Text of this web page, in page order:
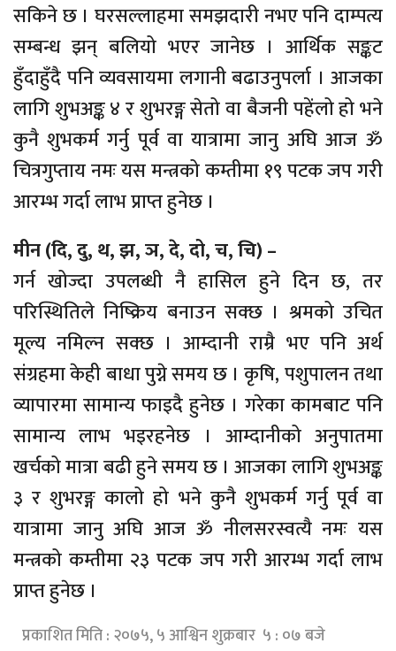
सकिने छ । घरसल्लाहमा समझदारी नभए पनि दाम्पत्य
सम्बन्ध झन् बलियो भएर जानेछ । आर्थिक सङ्कट
हुँदाहुँदै पनि व्यवसायमा लगानी बढाउनुपर्ला । आजका
लागि शुभअङ्क ४ र शुभरङ्ग सेतो वा बैजनी पहेंलो हो भने
कुनै शुभकर्म गर्नु पूर्व वा यात्रामा जानु अघि आज ॐ
चित्रगुप्ताय नमः यस मन्त्रको कम्तीमा १९ पटक जप गरी
आरम्भ गर्दा लाभ प्राप्त हुनेछ ।
मीन (दि, दु, थ, झ, ञ, दे, दो, च, चि) –
गर्न खोज्दा उपलब्धी नै हासिल हुने दिन छ, तर
परिस्थितिले निष्क्रिय बनाउन सक्छ । श्रमको उचित
मूल्य नमिल्न सक्छ । आम्दानी राम्रै भए पनि अर्थ
संग्रहमा केही बाधा पुग्ने समय छ । कृषि, पशुपालन तथा
व्यापारमा सामान्य फाइदै हुनेछ । गरेका कामबाट पनि
सामान्य लाभ भइरहनेछ । आम्दानीको अनुपातमा
खर्चको मात्रा बढी हुने समय छ । आजका लागि शुभअङ्क
३ र शुभरङ्ग कालो हो भने कुनै शुभकर्म गर्नु पूर्व वा
यात्रामा जानु अघि आज ॐ नीलसरस्वत्यै नमः यस
मन्त्रको कम्तीमा २३ पटक जप गरी आरम्भ गर्दा लाभ
प्राप्त हुनेछ ।
प्रकाशित मिति : २०७५, ५ आश्विन शुक्रबार ५ : ०७ बजे